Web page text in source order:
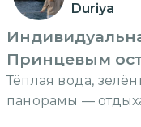
Duriya
Принцевым
Тёплая вода,
панорамы —